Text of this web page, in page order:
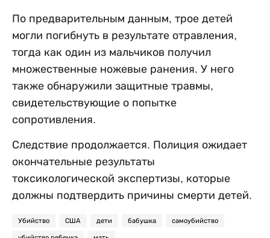
По предварительным данным, трое детей
могли погибнуть в результате отравления,
тогда как один из мальчиков получил
множественные ножевые ранения. У него
также обнаружили защитные травмы,
свидетельствующие о попытке
сопротивления.
Следствие продолжается. Полиция ожидает
окончательные результаты
токсикологической экспертизы, которые
должны подтвердить причины смерти детей.
Убийство США дети бабушка самоубийство